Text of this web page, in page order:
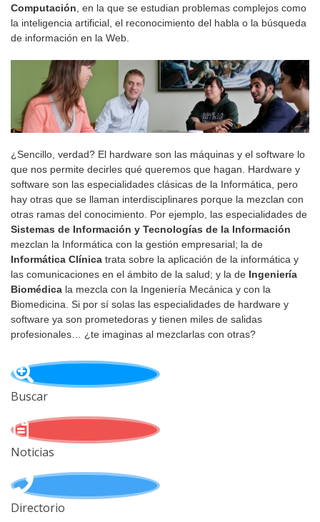
Computación , en la que se estudian problemas complejos como
la inteligencia artificial, el reconocimiento del habla o la búsqueda
de información en la Web.
¿Sencillo, verdad? El hardware son las máquinas y el software lo
que nos permite decirles qué queremos que hagan. Hardware y
software son las especialidades clásicas de la Informática, pero
hay otras que se llaman interdisciplinares porque la mezclan con
otras ramas del conocimiento. Por ejemplo, las especialidades de
Sistemas de Información y Tecnologías de la Información
mezclan la Informática con la gestión empresarial; la de
Informática Clínica trata sobre la aplicación de la informática y
las comunicaciones en el ámbito de la salud; y la de Ingeniería
Biomédica la mezcla con la Ingeniería Mecánica y con la
Biomedicina. Si por sí solas las especialidades de hardware y
software ya son prometedoras y tienen miles de salidas
profesionales… ¿te imaginas al mezclarlas con otras?
Buscar
Noticias
Directorio